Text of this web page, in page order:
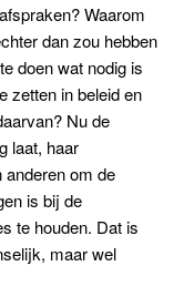
Waarom
dan zou hebben
doen wat nodig is
zetten in beleid en
Nu de
laat, haar
anderen om de
is bij de
te houden. Dat is
maar wel